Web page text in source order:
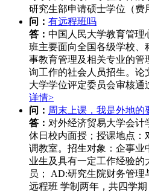
研究生部申请硕士学位（费
问： 有远程班吗
答： 中国人民大学教育管理
班主要面向全国各级学校、
事教育管理及相关专业的管
询工作的社会人员招生。论
大学学位评定委员会审核通
详情>
问： 周末上课，我是外地的
答： 对外经济贸易大学会计
休日校内面授；授课地点：
调教室。招生对象：企事
业生及具有一定工作经验的
员； AD:研究生院财务管
远程班 学制两年，共四学期